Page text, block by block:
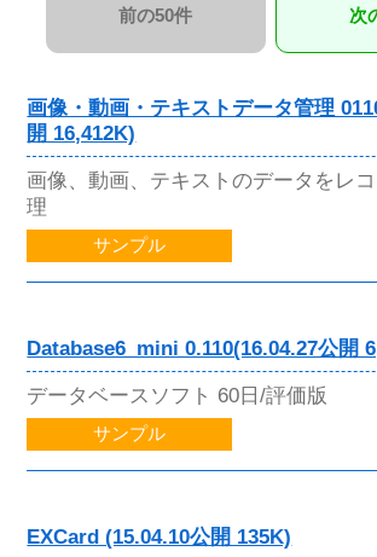
前の50件 次
画像・動画・テキストデータ管理
開 16,412K)
画像、動画、テキストのデータをレ
理
サンプル
Database6_mini 0.110(16.04.27公開
データベースソフト 60日/評価版
サンプル
EXCard (15.04.10公開 135K)